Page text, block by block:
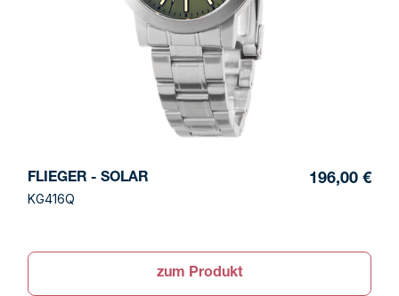
FLIEGER - SOLAR
KG416Q
196,00 €
zum Produkt